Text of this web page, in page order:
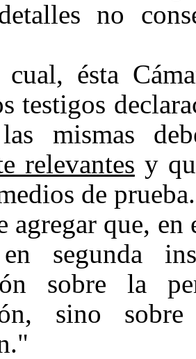
no
ésta
testigos
las mismas
relevantes y
de prueba.
agregar que,
en segunda
sobre la
sino